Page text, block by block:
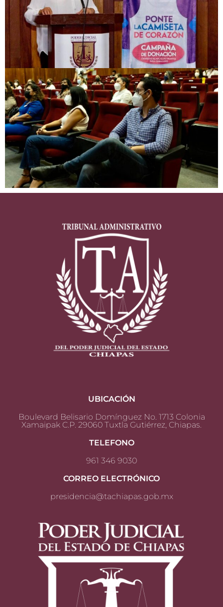
UBICACIÓN
Boulevard Belisario Domínguez No. 1713 Colonia
Xamaipak C.P. 29060 Tuxtla Gutiérrez, Chiapas.
TELEFONO
961 346 9030
CORREO ELECTRÓNICO
presidencia@tachiapas.gob.mx